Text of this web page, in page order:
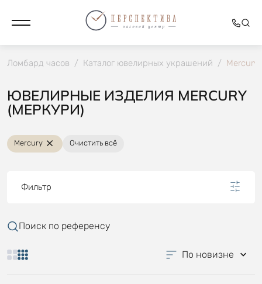
Ломбард часов / Каталог ювелирных украшений / Mercury
ЮВЕЛИРНЫЕ ИЗДЕЛИЯ MERCURY
(МЕРКУРИ)
Mercury Очистить всё
Фильтр
Поиск по референсу
По новизне